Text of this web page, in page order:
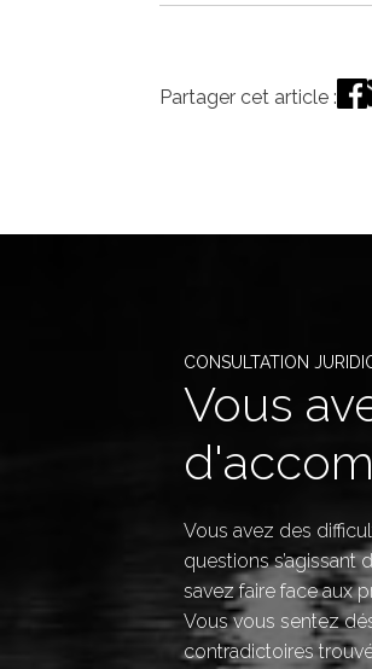
Partager cet article :
CONSULTATION
Vous
Vous avez des
questions s’agissant
savez faire face aux
Vous vous sentez
contradictoires